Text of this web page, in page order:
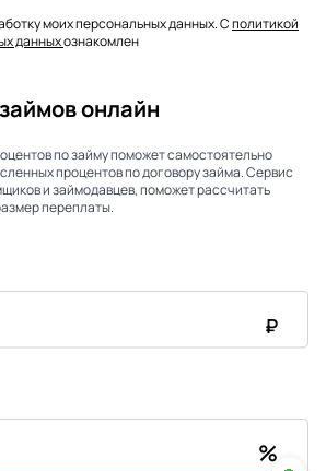
моих персональных данных. Сполитикой
данныхознакомлен
онлайн
по займу поможет самостоятельно
процентов по договору займа. Сервис
и займодавцев, поможет рассчитать
переплаты.
₽
%